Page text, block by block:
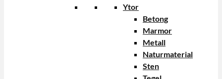
Ytor
Betong
Marmor
Metall
Naturmaterial
Sten